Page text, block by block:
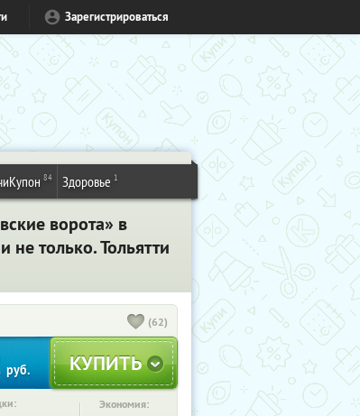
Зарегистрироваться
84 Здоровье 1
ворота» в
не только. Тольятти
(62)
руб.
Экономия: